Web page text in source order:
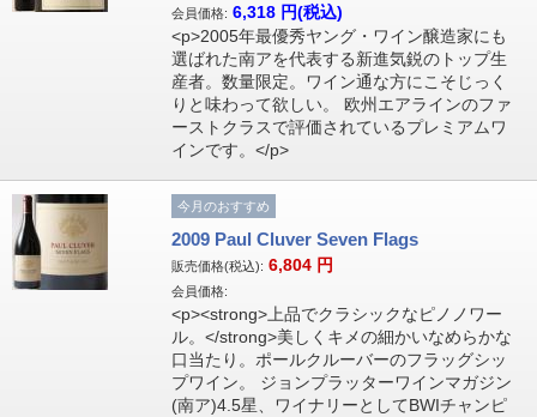
会員価格: 6,318 円(税込)
<p>2005年最優秀ヤング・ワイン醸造家にも
選ばれた南アを代表する新進気鋭のトップ生
産者。数量限定。ワイン通な方にこそじっく
りと味わって欲しい。 欧州エアラインのファ
ーストクラスで評価されているプレミアムワ
インです。</p>
今月のおすすめ
2009 Paul Cluver Seven Flags
販売価格(税込): 6,804 円
会員価格:
<p><strong>上品でクラシックなピノノワー
ル。</strong>美しくキメの細かいなめらかな
口当たり。ポールクルーバーのフラッグシッ
プワイン。 ジョンプラッターワインマガジン
(南ア)4.5星、ワイナリーとしてBWIチャンピ